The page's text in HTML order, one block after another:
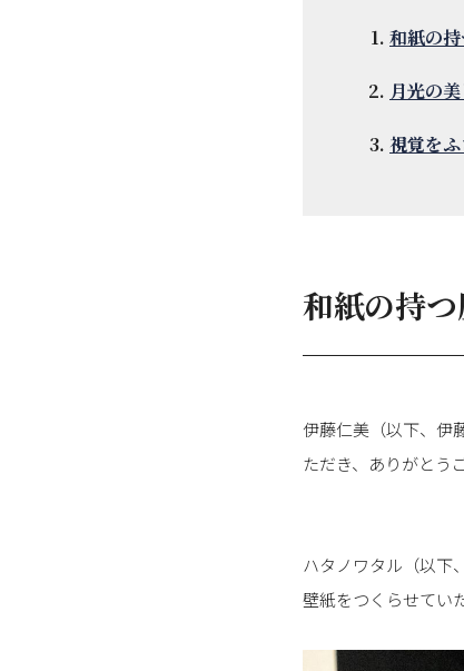
和紙の
月光の
視覚を
和紙の持
伊藤仁美（以下、伊
ただき、ありがとう
ハタノワタル（以
壁紙をつくらせてい